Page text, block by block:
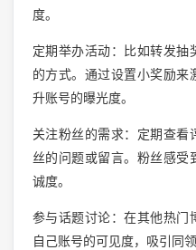
度。
定期举办活动：比如转发抽
的方式。通过设置小奖励来
升账号的曝光度。
关注粉丝的需求：定期查看
丝的问题或留言。粉丝感受
诚度。
参与话题讨论：在其他热门
自己账号的可见度，吸引同